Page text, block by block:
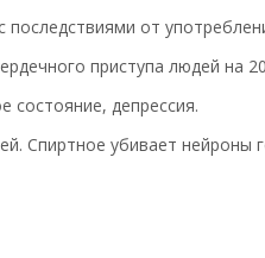
от
приступа людей на
состояние, депрессия.
Спиртное убивает нейроны